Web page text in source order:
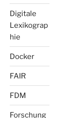
Digitale
Lexikograp
hie
Docker
FAIR
FDM
Forschung